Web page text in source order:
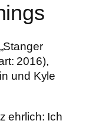
2016),
und Kyle
ehrlich: Ich